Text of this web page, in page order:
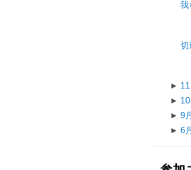
我
切
► 11
► 10
► 9月
► 6月